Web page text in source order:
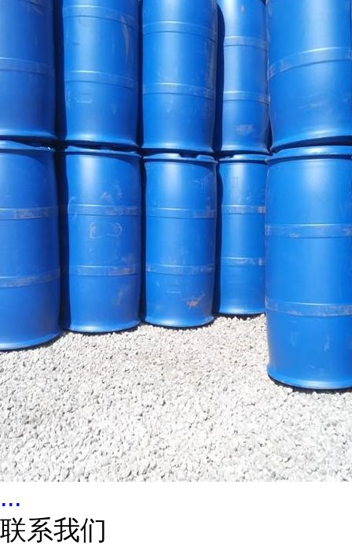
...
联系我们